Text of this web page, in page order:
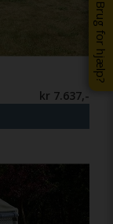
Brug for hjælp?
kr 7.637,-